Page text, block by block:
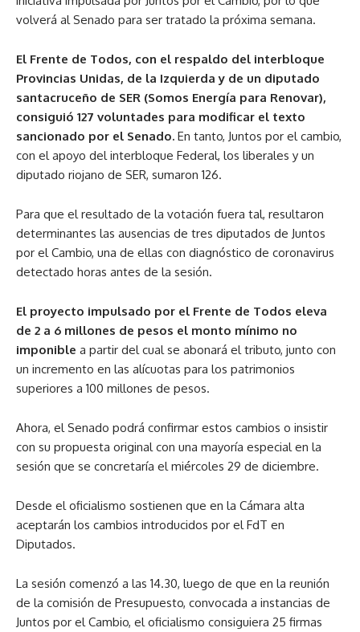
volverá al Senado para ser tratado la próxima semana.
El Frente de Todos, con el respaldo del interbloque
Provincias Unidas, de la Izquierda y de un diputado
santacruceño de SER (Somos Energía para Renovar),
consiguió 127 voluntades para modificar el texto
sancionado por el Senado. En tanto, Juntos por el cambio,
con el apoyo del interbloque Federal, los liberales y un
diputado riojano de SER, sumaron 126.
Para que el resultado de la votación fuera tal, resultaron
determinantes las ausencias de tres diputados de Juntos
por el Cambio, una de ellas con diagnóstico de coronavirus
detectado horas antes de la sesión.
El proyecto impulsado por el Frente de Todos eleva
de 2 a 6 millones de pesos el monto mínimo no
imponible a partir del cual se abonará el tributo, junto con
un incremento en las alícuotas para los patrimonios
superiores a 100 millones de pesos.
Ahora, el Senado podrá confirmar estos cambios o insistir
con su propuesta original con una mayoría especial en la
sesión que se concretaría el miércoles 29 de diciembre.
Desde el oficialismo sostienen que en la Cámara alta
aceptarán los cambios introducidos por el FdT en
Diputados.
La sesión comenzó a las 14.30, luego de que en la reunión
de la comisión de Presupuesto, convocada a instancias de
Juntos por el Cambio, el oficialismo consiguiera 25 firmas